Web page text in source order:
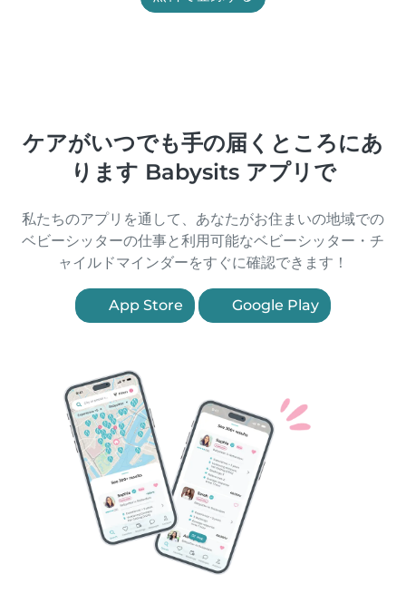
ケアがいつでも手の届くところにあ
ります Babysits アプリで
私たちのアプリを通して、あなたがお住まいの地域での
ベビーシッターの仕事と利用可能なベビーシッター・チ
ャイルドマインダーをすぐに確認できます！
App Store Google Play